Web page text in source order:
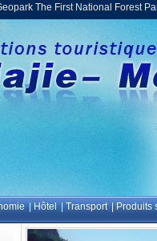
The First National
|Hôtel|Transport|Produits